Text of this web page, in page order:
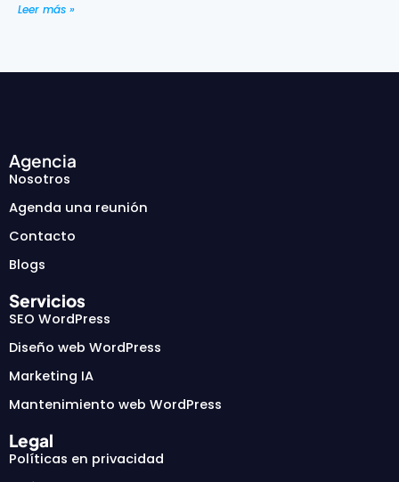
Leer más »
Agencia
Nosotros
Agenda una reunión
Contacto
Blogs
Servicios
SEO WordPress
Diseño web WordPress
Marketing IA
Mantenimiento web WordPress
Legal
Políticas en privacidad